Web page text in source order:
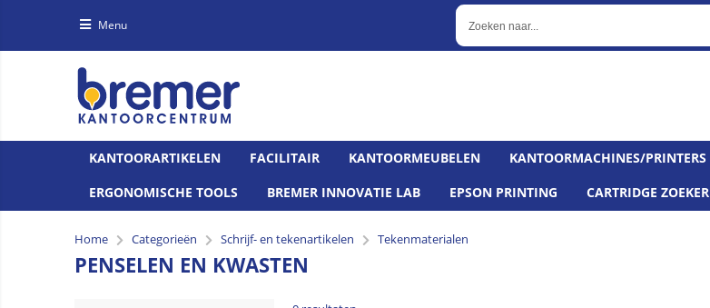
Menu
KANTOORARTIKELEN FACILITAIR KANTOORMEUBELEN KANTOORMACHINES/PRINTERS
ERGONOMISCHE TOOLS
BREMER INNOVATIE LAB EPSON PRINTING CARTRIDGE ZOEKER
Home Categorieën Schrijf- en tekenartikelen Tekenmaterialen
PENSELEN EN KWASTEN